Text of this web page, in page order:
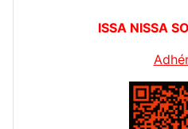
ISSA NISSA